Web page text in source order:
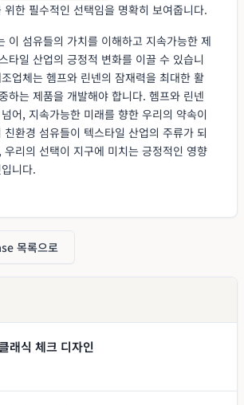
위한 필수적인 선택임을 명확히 보여줍니다.
이 섬유들의 가치를 이해하고 지속가능한 제
타일 산업의 긍정적 변화를 이끌 수 있습니
업체는 헴프와 린넨의 잠재력을 최대한 활
하는 제품을 개발해야 합니다. 헴프와 린넨
어, 지속가능한 미래를 향한 우리의 약속이
환경 섬유들이 텍스타일 산업의 주류가 되
리의 선택이 지구에 미치는 긍정적인 영향
니다.
목록으로
래식 체크 디자인